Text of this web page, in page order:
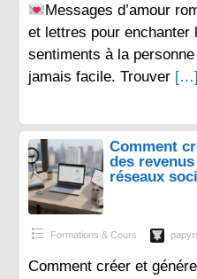
Messages d’amour
et lettres pour enchanter
sentiments à la personne
jamais facile. Trouver […]
Comment
des
réseaux
Formations & Cours
Comment créer et